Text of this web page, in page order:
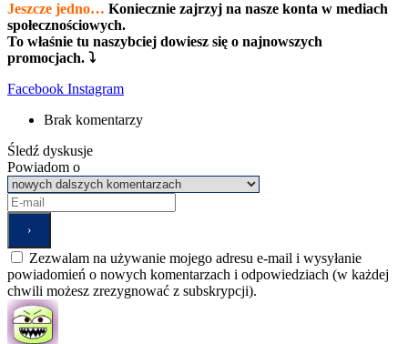
Jeszcze jedno… Koniecznie zajrzyj na nasze konta w mediach
społecznościowych.
To właśnie tu naszybciej dowiesz się o najnowszych
promocjach. ⤵
Facebook Instagram
Brak komentarzy
Śledź dyskusje
Powiadom o
Zezwalam na używanie mojego adresu e-mail i wysyłanie
powiadomień o nowych komentarzach i odpowiedziach (w każdej
chwili możesz zrezygnować z subskrypcji).